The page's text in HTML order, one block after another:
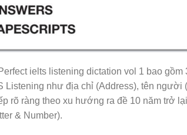
ielts listening dictation vol 1 bao
Listening như địa chỉ (Address), tên
rõ ràng theo xu hướng ra đề 10 năm trở
& Number).